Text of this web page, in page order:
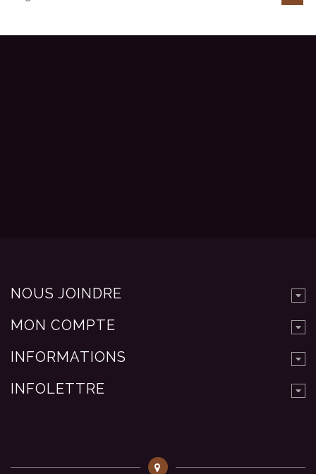
NOUS JOINDRE
MON COMPTE
INFORMATIONS
INFOLETTRE